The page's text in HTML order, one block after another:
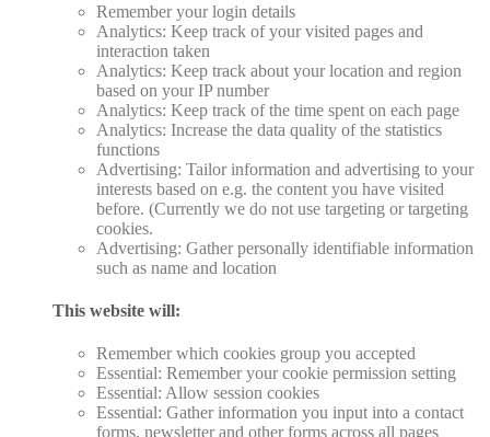
Remember your login details
Analytics: Keep track of your visited pages and
interaction taken
Analytics: Keep track about your location and region
based on your IP number
Analytics: Keep track of the time spent on each page
Analytics: Increase the data quality of the statistics
functions
Advertising: Tailor information and advertising to your
interests based on e.g. the content you have visited
before. (Currently we do not use targeting or targeting
cookies.
Advertising: Gather personally identifiable information
such as name and location
This website will:
Remember which cookies group you accepted
Essential: Remember your cookie permission setting
Essential: Allow session cookies
Essential: Gather information you input into a contact
forms, newsletter and other forms across all pages